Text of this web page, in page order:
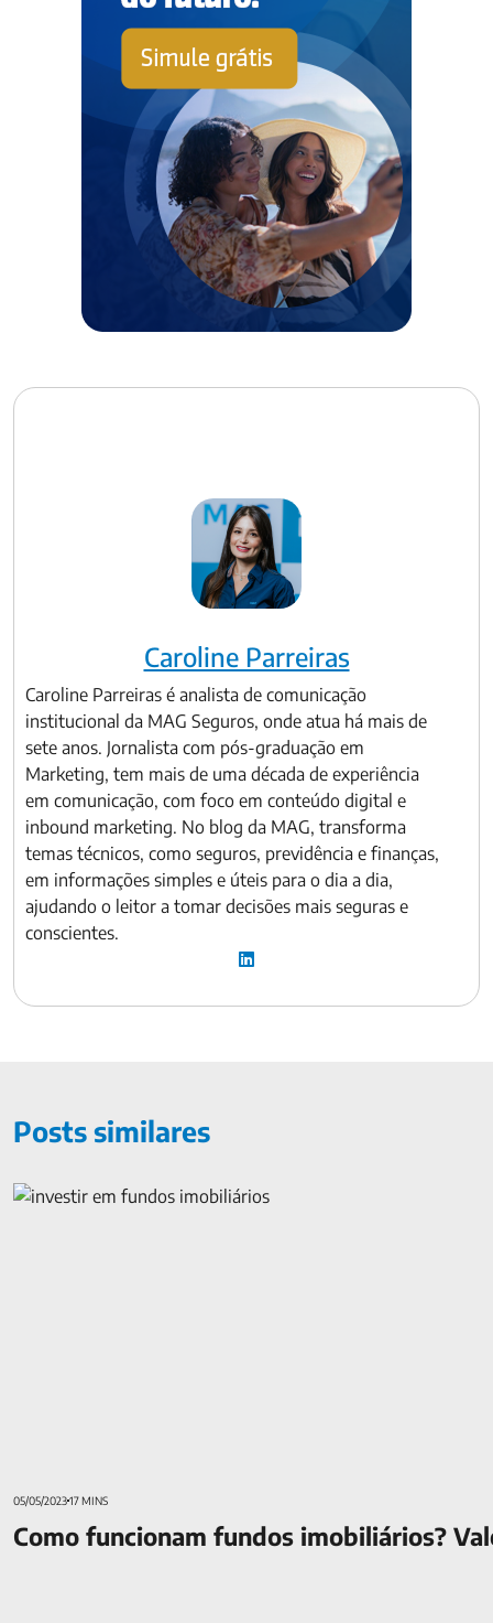
Caroline Parreiras
Caroline Parreiras é analista de comunicação
institucional da MAG Seguros, onde atua há mais de
sete anos. Jornalista com pós-graduação em
Marketing, tem mais de uma década de experiência
em comunicação, com foco em conteúdo digital e
inbound marketing. No blog da MAG, transforma
temas técnicos, como seguros, previdência e finanças,
em informações simples e úteis para o dia a dia,
ajudando o leitor a tomar decisões mais seguras e
conscientes.
Posts similares
Como funcionam fundos imobiliários? Vale a pena investir?
05/05/202317 MINS
Como funcionam fundos imobiliários?